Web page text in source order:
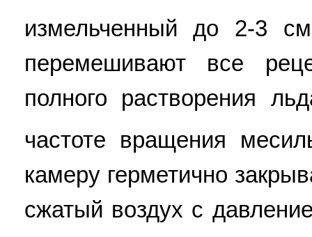
измельченный до 2-3 см
перемешивают все
полного растворения
частоте вращения
камеру герметично
сжатый воздух с